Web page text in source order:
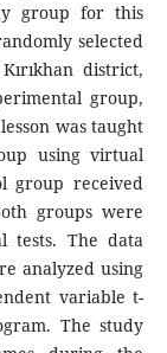
group for this
selected
district,
group,
was taught
using virtual
group received
groups were
tests. The data
analyzed using
variable t-
The study